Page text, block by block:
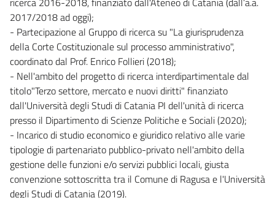
2017/2018 ad oggi);
- Partecipazione al Gruppo di ricerca su "La giurisprudenza
della Corte Costituzionale sul processo amministrativo",
coordinato dal Prof. Enrico Follieri (2018);
- Nell'ambito del progetto di ricerca interdipartimentale dal
titolo"Terzo settore, mercato e nuovi diritti" finanziato
dall'Università degli Studi di Catania PI dell'unità di ricerca
presso il Dipartimento di Scienze Politiche e Sociali (2020);
- Incarico di studio economico e giuridico relativo alle varie
tipologie di partenariato pubblico-privato nell'ambito della
gestione delle funzioni e/o servizi pubblici locali, giusta
convenzione sottoscritta tra il Comune di Ragusa e l'Università
degli Studi di Catania (2019).